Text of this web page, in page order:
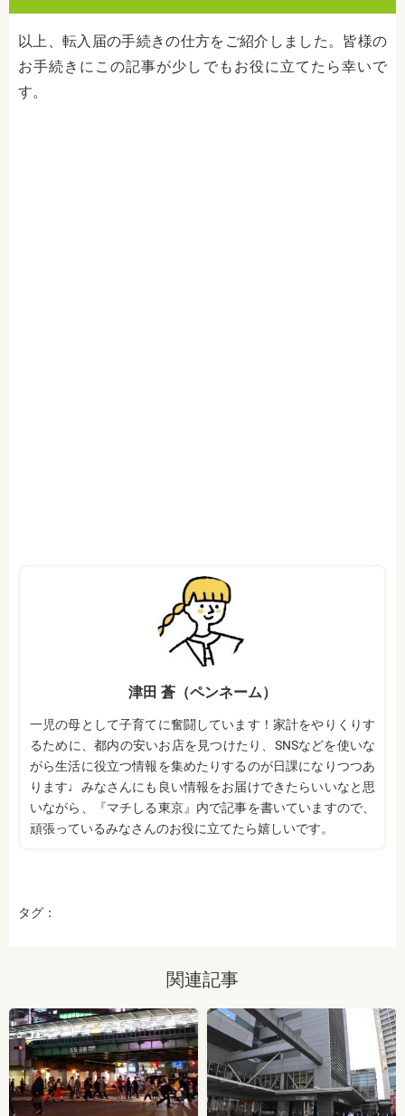
以上、転入届の手続きの仕方をご紹介しました。皆様の
お手続きにこの記事が少しでもお役に立てたら幸いで
す。
津田 蒼（ペンネーム）
一児の母として子育てに奮闘しています！家計をやりくりす
るために、都内の安いお店を見つけたり、SNSなどを使いな
がら生活に役立つ情報を集めたりするのが日課になりつつあ
ります♩みなさんにも良い情報をお届けできたらいいなと思
いながら、『マチしる東京』内で記事を書いていますので、
頑張っているみなさんのお役に立てたら嬉しいです。
タグ：
関連記事